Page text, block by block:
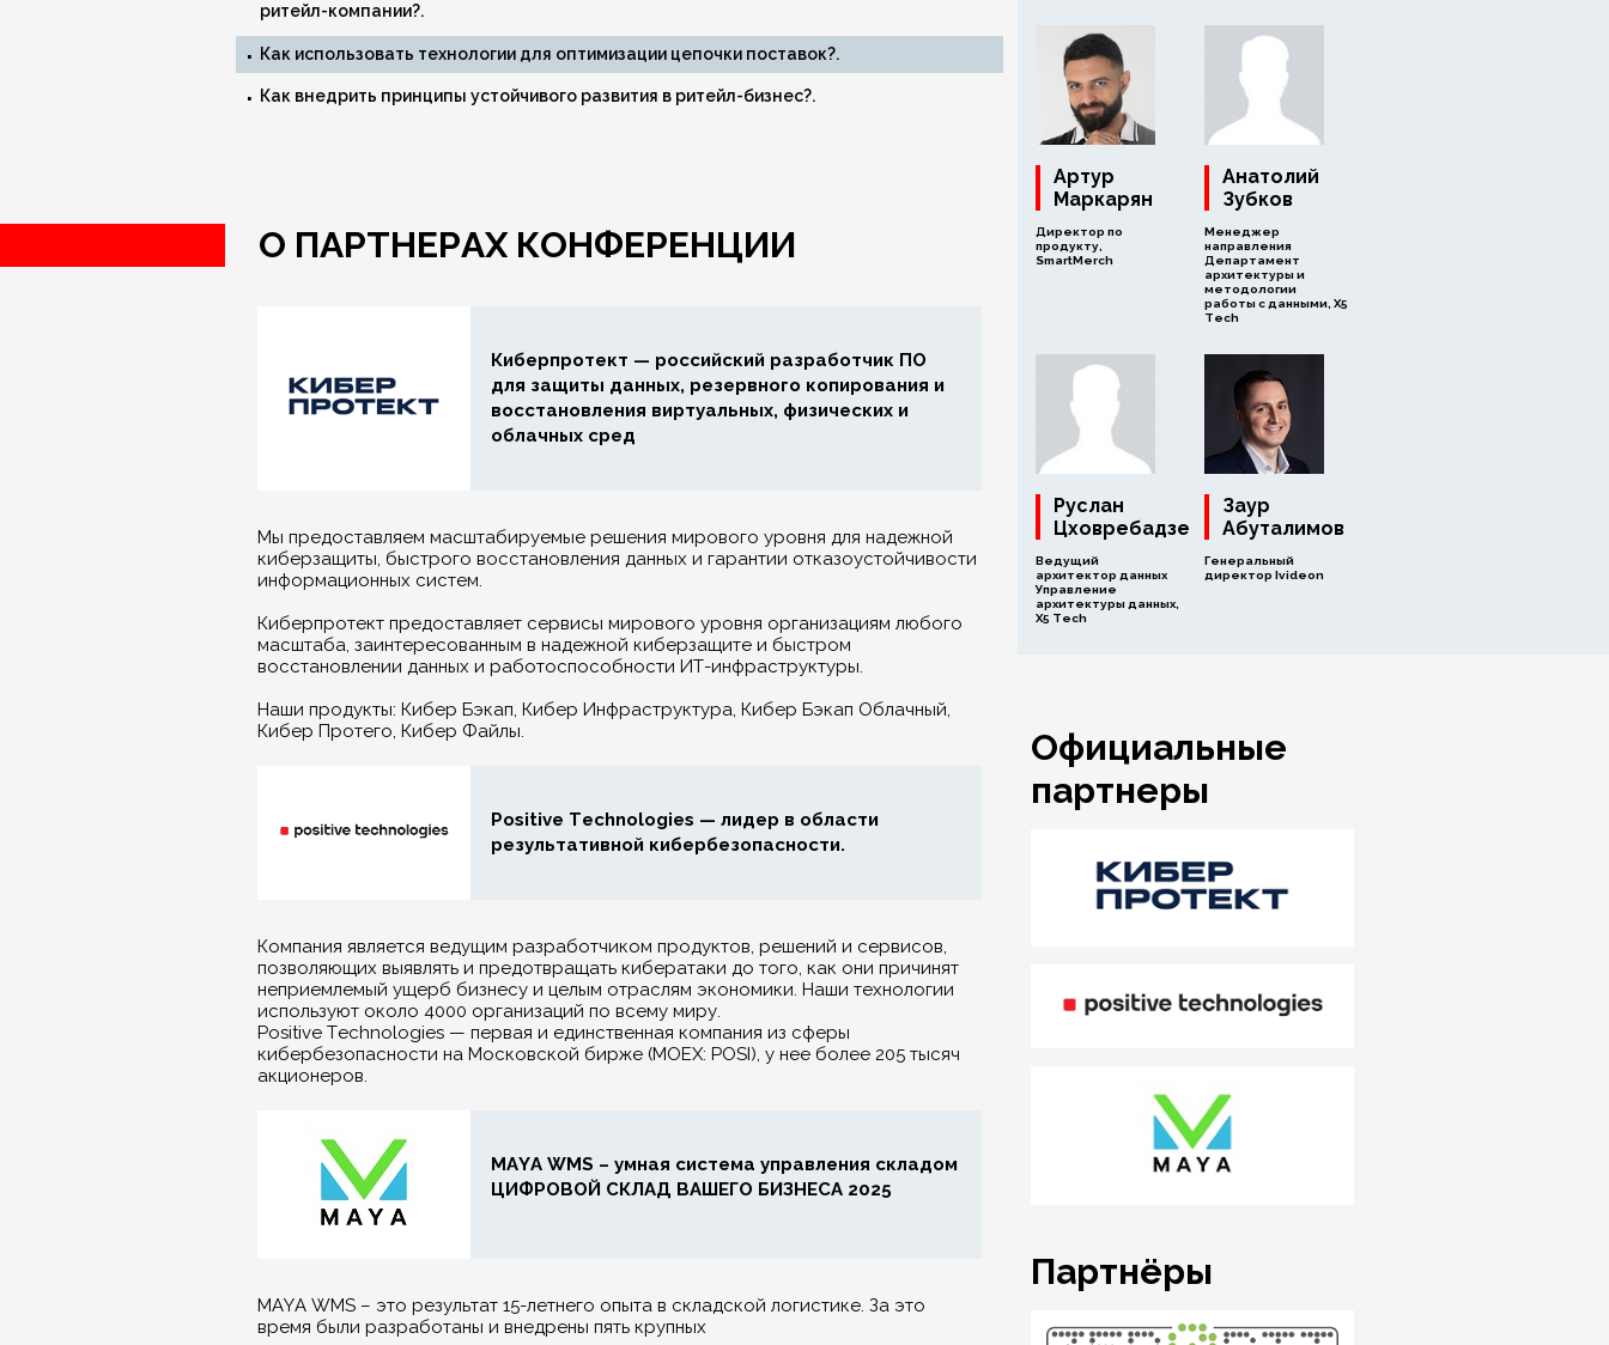
ритейл-компании?.
Как использовать технологии для оптимизации цепочки поставок?.
Как внедрить принципы устойчивого развития в ритейл-бизнес?.
О ПАРТНЕРАХ КОНФЕРЕНЦИИ
Киберпротект — российский разработчик ПО
для защиты данных, резервного копирования и
восстановления виртуальных, физических и
облачных сред
Мы предоставляем масштабируемые решения мирового уровня для надежной
киберзащиты, быстрого восстановления данных и гарантии отказоустойчивости
информационных систем.
Киберпротект предоставляет сервисы мирового уровня организациям любого
масштаба, заинтересованным в надежной киберзащите и быстром
восстановлении данных и работоспособности ИТ-инфраструктуры.
Наши продукты: Кибер Бэкап, Кибер Инфраструктура, Кибер Бэкап Облачный,
Кибер Протего, Кибер Файлы.
Positive Technologies — лидер в области
результативной кибербезопасности.
Компания является ведущим разработчиком продуктов, решений и сервисов,
позволяющих выявлять и предотвращать кибератаки до того, как они причинят
неприемлемый ущерб бизнесу и целым отраслям экономики. Наши технологии
используют около 4000 организаций по всему миру.
Positive Technologies — первая и единственная компания из сферы
кибербезопасности на Московской бирже (MOEX: POSI), у нее более 205 тысяч
акционеров.
MAYA WMS – умная система управления складом
ЦИФРОВОЙ СКЛАД ВАШЕГО БИЗНЕСА 2025
MAYA WMS – это результат 15-летнего опыта в складской логистике. За это
время были разработаны и внедрены пять крупных
Артур
Маркарян
Директор по
продукту,
SmartMerch
Анатолий
Зубков
Менеджер
направления
Департамент
архитектуры и
методологии
работы с данными, Х5
Tech
Руслан
Цховребадзе
Ведущий
архитектор данных
Управление
архитектуры данных,
Х5 Tech
Заур
Абуталимов
Генеральный
директор Ivideon
Официальные
партнеры
Партнёры